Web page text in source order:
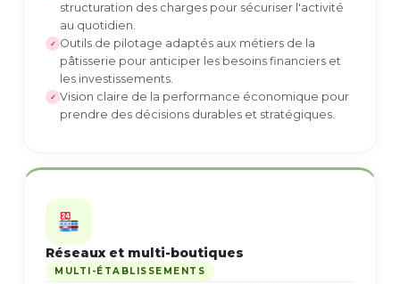
structuration des charges pour sécuriser l'activité
au quotidien.
✓ Outils de pilotage adaptés aux métiers de la
pâtisserie pour anticiper les besoins financiers et
les investissements.
✓ Vision claire de la performance économique pour
prendre des décisions durables et stratégiques.
Réseaux et multi-boutiques
MULTI-ÉTABLISSEMENTS